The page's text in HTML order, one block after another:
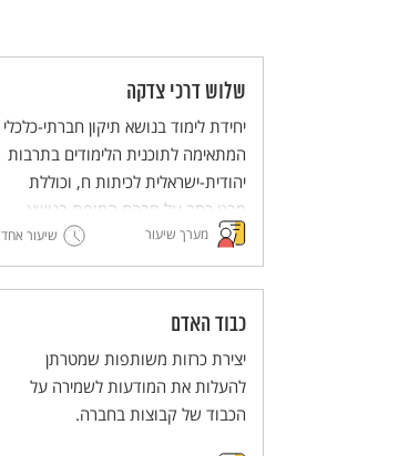
שלוש דרכי צדקה
יחידת לימוד בנושא תיקון חברתי-כלכלי
המתאימה לתוכנית הלימודים בתרבות
יהודית-ישראלית לכיתות ח, וכוללת
מבט רחב על חברת המופת בנושא
העוני ושאלת האחריות לטיפול במצב.
מערך שיעור שיעור אחד
כבוד האדם
יצירת כרזות משותפות שמטרתן
להעלות את המודעות לשמירה על
הכבוד של קבוצות בחברה.